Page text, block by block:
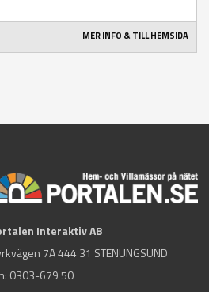
MER INFO & TILL HEMSIDA
Interaktiv AB
7A 444 31 STENUNGSUND
0303-679 50